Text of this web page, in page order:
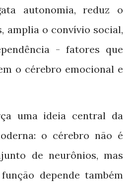
autonomia, reduz o
amplia o convívio social,
- fatores que
o cérebro emocional e
uma ideia central da
o cérebro não é
de neurônios, mas
depende também